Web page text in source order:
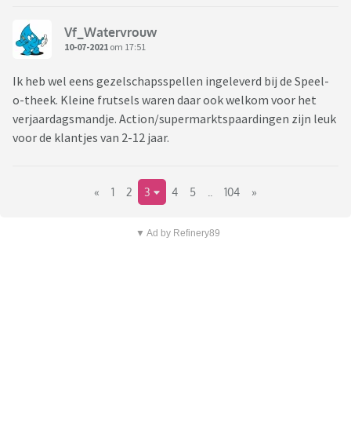
Vf_Watervrouw
10-07-2021 om 17:51
Ik heb wel eens gezelschapsspellen ingeleverd bij de Speel-
o-theek. Kleine frutsels waren daar ook welkom voor het
verjaardagsmandje. Action/supermarktspaardingen zijn leuk
voor de klantjes van 2-12 jaar.
« 1 2 3 4 5 104 »
▼ Ad by Refinery89